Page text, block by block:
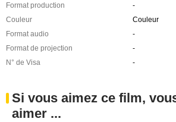
Format production
-
Couleur
Couleur
Format audio
-
Format de projection
-
N° de Visa
-
Si vous aimez ce film,
aimer ...